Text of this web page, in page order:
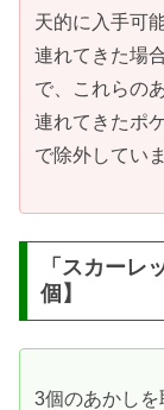
天的に入手可
連れてきた場
で、これらの
連れてきたポ
で除外していま
「スカーレ
個】
3個のあかしを